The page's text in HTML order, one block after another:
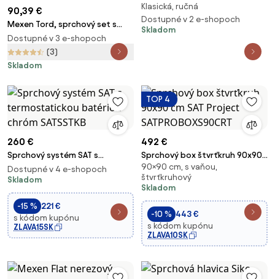
90,39 €
Mexen Tord, sprchový set s
dažďovou sprchou a Slim
termostatickou sprchovou
batériou, čierna matná,
Dostupné v 3 e-shopoch
(3)
Skladom
Novaservis na stenu chróm
MINIFAST,0
Klasická, ručná
Dostupné v 2 e-shopoch
Skladom
260 €
Sprchový systém SAT s
termostatickou batériou
chróm SATSSTKB
Dostupné v 4 e-shopoch
Skladom
-15 % 221 €
s kódom kupónu
ZLAVA15SK
TOP 4
492 €
Sprchový box štvrťkruh 90x90
cm SAT Project
SATPROBOXS90CRT
90×90 cm, s vaňou,
štvrťkruhový
Skladom
-10 % 443 €
s kódom kupónu
ZLAVA10SK